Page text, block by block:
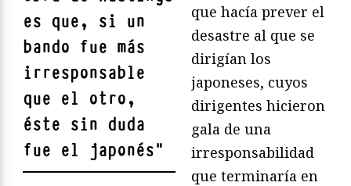
es que, si un
bando fue más
irresponsable
que el otro,
éste sin duda
fue el japonés"
que hacía prever el
desastre al que se
dirigían los
japoneses, cuyos
dirigentes hicieron
gala de una
irresponsabilidad
que terminaría en